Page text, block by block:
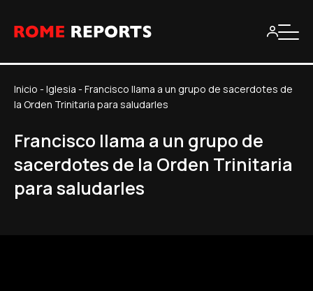
Inicio - Iglesia - Francisco llama a un grupo de sacerdotes de
la Orden Trinitaria para saludarles
Francisco llama a un grupo de
sacerdotes de la Orden Trinitaria
para saludarles